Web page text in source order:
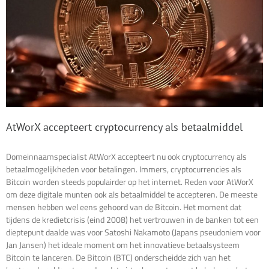
AtWorX accepteert cryptocurrency als betaalmiddel
Domeinnaamspecialist AtWorX accepteert nu ook cryptocurrency als
betaalmogelijkheden voor betalingen. Immers, cryptocurrencies als
Bitcoin worden steeds populairder op het internet. Reden voor AtWorX
om deze digitale munten ook als betaalmiddel te accepteren. De meeste
mensen hebben wel eens gehoord van de Bitcoin. Het moment dat
tijdens de kredietcrisis (eind 2008) het vertrouwen in de banken tot een
dieptepunt daalde was voor Satoshi Nakamoto (Japans pseudoniem voor
Jan Jansen) het ideale moment om het innovatieve betaalsysteem
Bitcoin te lanceren. De Bitcoin (BTC) onderscheidde zich van het